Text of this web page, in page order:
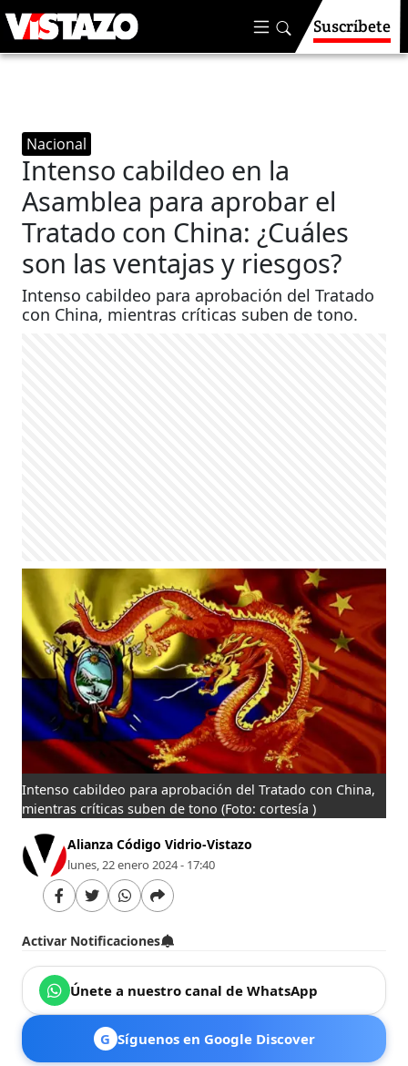
Suscríbete
Nacional
Intenso cabildeo en la
Asamblea para aprobar el
Tratado con China: ¿Cuáles
son las ventajas y riesgos?
Intenso cabildeo para aprobación del Tratado
con China, mientras críticas suben de tono.
Intenso cabildeo para aprobación del Tratado con China,
mientras críticas suben de tono (Foto: cortesía )
Alianza Código Vidrio-Vistazo
lunes, 22 enero 2024 - 17:40
Activar Notificaciones
Únete a nuestro canal de WhatsApp
G Síguenos en Google Discover